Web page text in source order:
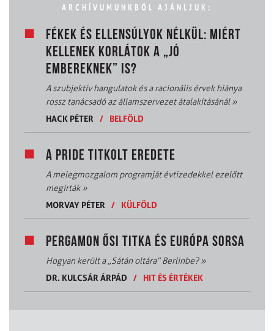
ARCHÍVUMUNKBÓL AJÁNLJUK:
FÉKEK ÉS ELLENSÚLYOK NÉLKÜL: MIÉRT
KELLENEK KORLÁTOK A „JÓ
EMBEREKNEK” IS?
A szubjektív hangulatok és a racionális érvek hiánya
rossz tanácsadó az államszervezet átalakításánál»
HACK PÉTER
/ BELFÖLD
A PRIDE TITKOLT EREDETE
A melegmozgalom programját évtizedekkel ezelőtt
megírták»
MORVAY PÉTER
/ KÜLFÖLD
PERGAMON ŐSI TITKA ÉS EURÓPA SORSA
Hogyan került a „Sátán oltára” Berlinbe?»
DR. KULCSÁR ÁRPÁD
/ HIT ÉS ÉRTÉKEK